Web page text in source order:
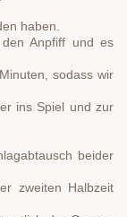
haben.
Anpfiff und es
sodass wir
ins Spiel und zur
beider
zweiten Halbzeit